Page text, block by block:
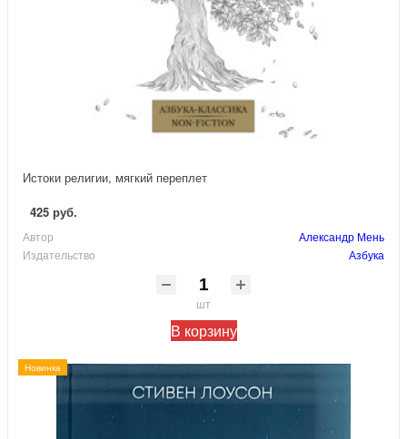
Истоки религии, мягкий переплет
425 руб.
Автор
Александр Мень
Издательство
Азбука
шт
В корзину
Новинка